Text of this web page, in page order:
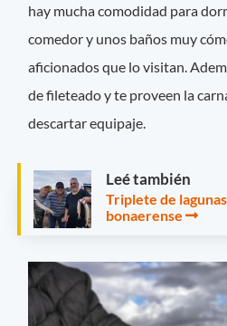
hay mucha comodidad para
comedor y unos baños muy
aficionados que lo visitan.
de fileteado y te proveen la
descartar equipaje.
Leé también
Triplete de
bonaerense